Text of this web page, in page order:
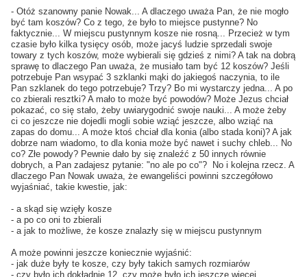
- Otóż szanowny panie Nowak... A dlaczego uważa Pan, że nie mogło
być tam koszów? Co z tego, że było to miejsce pustynne? No
faktycznie... W miejscu pustynnym kosze nie rosną... Przecież w tym
czasie było kilka tysięcy osób, może jacyś ludzie sprzedali swoje
towary z tych koszów, może wybierali się gdzieś z nimi? A tak na dobrą
sprawę to dlaczego Pan uważa, że musiało tam być 12 koszów? Jeśli
potrzebuje Pan wsypać 3 szklanki mąki do jakiegoś naczynia, to ile
Pan szklanek do tego potrzebuje? Trzy? Bo mi wystarczy jedna... A po
co zbierali resztki? A mało to może być powodów? Może Jezus chciał
pokazać, co się stało, żeby uwiarygodnić swoje nauki... A może żeby
ci co jeszcze nie dojedli mogli sobie wziąć jeszcze, albo wziąć na
zapas do domu... A może ktoś chciał dla konia (albo stada koni)? A jak
dobrze nam wiadomo, to dla konia może być nawet i suchy chleb... No
co? Złe powody? Pewnie dało by się znaleźć z 50 innych równie
dobrych, a Pan zadajesz pytanie: "no ale po co"? No i kolejna rzecz. A
dlaczego Pan Nowak uważa, że ewangeliści powinni szczegółowo
wyjaśniać, takie kwestie, jak:
- a skąd się wzięły kosze
- a po co oni to zbierali
- a jak to możliwe, że kosze znalazły się w miejscu pustynnym
A może powinni jeszcze koniecznie wyjaśnić:
- jak duże były te kosze, czy były takich samych rozmiarów
- czy było ich dokładnie 12, czy może było ich jeszcze więcej